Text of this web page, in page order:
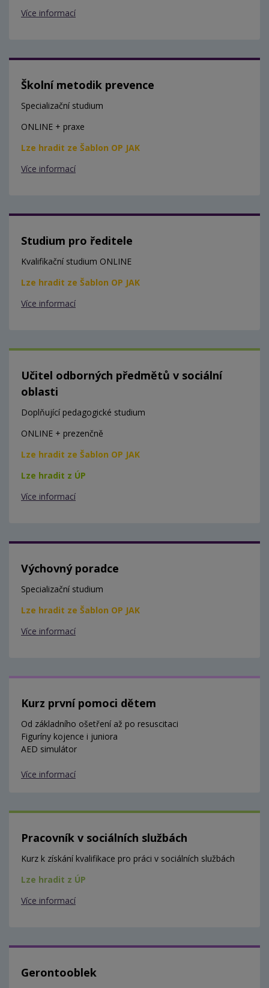
Více informací
Školní metodik prevence
Specializační studium
ONLINE + praxe
Lze hradit ze Šablon OP JAK
Více informací
Studium pro ředitele
Kvalifikační studium ONLINE
Lze hradit ze Šablon OP JAK
Více informací
Učitel odborných předmětů v sociální
oblasti
Doplňující pedagogické studium
ONLINE + prezenčně
Lze hradit ze Šablon OP JAK
Lze hradit z ÚP
Více informací
Výchovný poradce
Specializační studium
Lze hradit ze Šablon OP JAK
Více informací
Kurz první pomoci dětem
Od základního ošetření až po resuscitaci
Figuríny kojence i juniora
AED simulátor
Více informací
Pracovník v sociálních službách
Kurz k získání kvalifikace pro práci v sociálních službách
Lze hradit z ÚP
Více informací
Gerontooblek